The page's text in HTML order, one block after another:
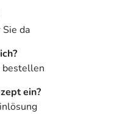
da
bestellen
ein?